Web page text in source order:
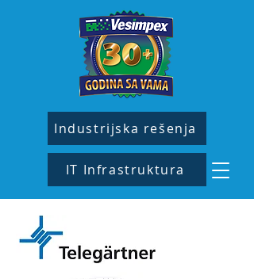
Industrijska rešenja
IT Infrastruktura